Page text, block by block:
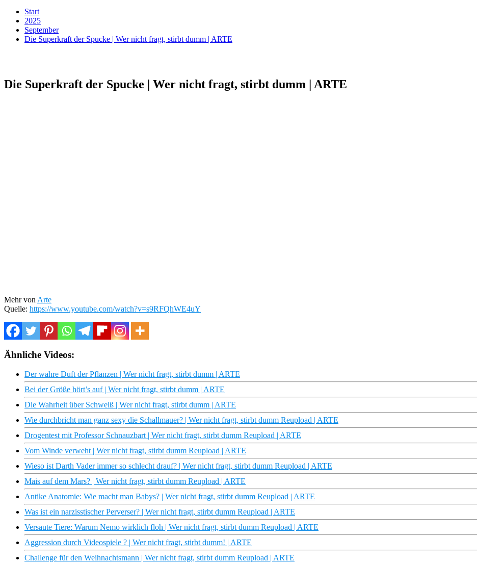
Start
2025
September
Die Superkraft der Spucke | Wer nicht fragt, stirbt dumm | ARTE
Die Superkraft der Spucke | Wer nicht fragt, stirbt dumm | ARTE
Mehr von Arte
Quelle: https://www.youtube.com/watch?v=s9RFQhWE4uY
Ähnliche Videos:
Der wahre Duft der Pflanzen | Wer nicht fragt, stirbt dumm | ARTE
Bei der Größe hört’s auf | Wer nicht fragt, stirbt dumm | ARTE
Die Wahrheit über Schweiß | Wer nicht fragt, stirbt dumm | ARTE
Wie durchbricht man ganz sexy die Schallmauer? | Wer nicht fragt, stirbt dumm Reupload | ARTE
Drogentest mit Professor Schnauzbart | Wer nicht fragt, stirbt dumm Reupload | ARTE
Vom Winde verweht | Wer nicht fragt, stirbt dumm Reupload | ARTE
Wieso ist Darth Vader immer so schlecht drauf? | Wer nicht fragt, stirbt dumm Reupload | ARTE
Mais auf dem Mars? | Wer nicht fragt, stirbt dumm Reupload | ARTE
Antike Anatomie: Wie macht man Babys? | Wer nicht fragt, stirbt dumm Reupload | ARTE
Was ist ein narzisstischer Perverser? | Wer nicht fragt, stirbt dumm Reupload | ARTE
Versaute Tiere: Warum Nemo wirklich floh | Wer nicht fragt, stirbt dumm Reupload | ARTE
Aggression durch Videospiele ? | Wer nicht fragt, stirbt dumm! | ARTE
Challenge für den Weihnachtsmann | Wer nicht fragt, stirbt dumm Reupload | ARTE